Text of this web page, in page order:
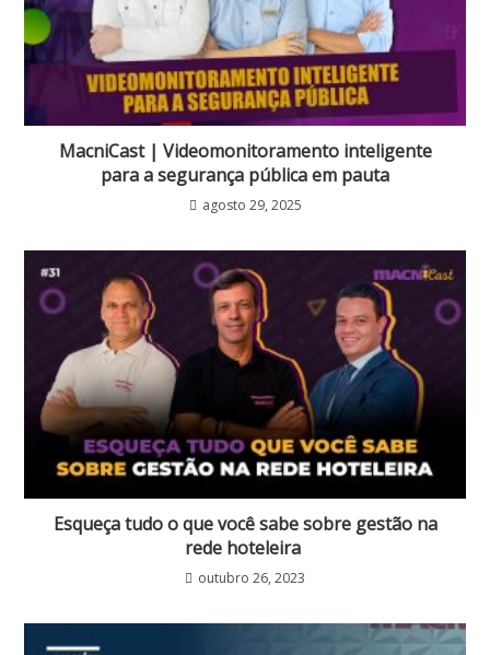
MacniCast | Videomonitoramento inteligente
para a segurança pública em pauta
agosto 29, 2025
Esqueça tudo o que você sabe sobre gestão na
rede hoteleira
outubro 26, 2023